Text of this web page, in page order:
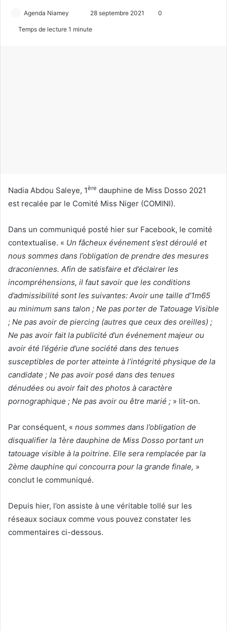
Agenda Niamey
n
e
l
28 septembre 2021 0
Temps de lecture 1 minute
Nadia Abdou Saleye, 1ère dauphine de Miss Dosso 2021
est recalée par le Comité Miss Niger (COMINI).
Dans un communiqué posté hier sur Facebook, le comité
contextualise. « Un fâcheux événement s’est déroulé et
nous sommes dans l’obligation de prendre des mesures
draconiennes. Afin de satisfaire et d’éclairer les
incompréhensions, il faut savoir que les conditions
d’admissibilité sont les suivantes: Avoir une taille d’1m65
au minimum sans talon ; Ne pas porter de Tatouage Visible
; Ne pas avoir de piercing (autres que ceux des oreilles) ;
Ne pas avoir fait la publicité d’un événement majeur ou
avoir été l’égérie d’une société dans des tenues
susceptibles de porter atteinte à l’intégrité physique de la
candidate ; Ne pas avoir posé dans des tenues
dénudées ou avoir fait des photos à caractère
pornographique ; Ne pas avoir ou être marié ; » lit-on.
Par conséquent, « nous sommes dans l’obligation de
disqualifier la 1ère dauphine de Miss Dosso portant un
tatouage visible à la poitrine. Elle sera remplacée par la
2ème dauphine qui concourra pour la grande finale, »
conclut le communiqué.
Depuis hier, l’on assiste à une véritable tollé sur les
réseaux sociaux comme vous pouvez constater les
commentaires ci-dessous.